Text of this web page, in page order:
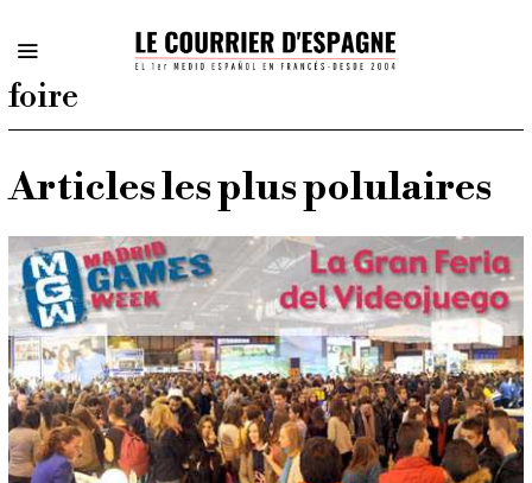
foire
Articles les plus polulaires